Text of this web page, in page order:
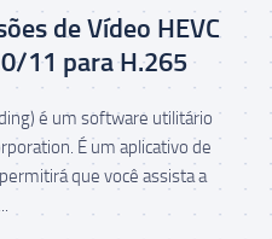
de Vídeo HEVC
11 para H.265
é um software utilitário
É um aplicativo de
que você assista a